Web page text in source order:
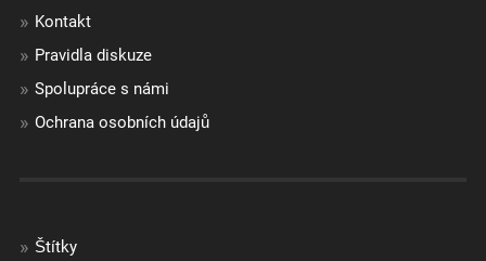
Kontakt
Pravidla diskuze
Spolupráce s námi
Ochrana osobních údajů
Štítky